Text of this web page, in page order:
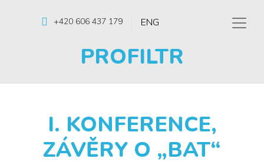
+420 606 437 179 ENG
PROFILTR
I. KONFERENCE,
ZÁVĚRY O „BAT“